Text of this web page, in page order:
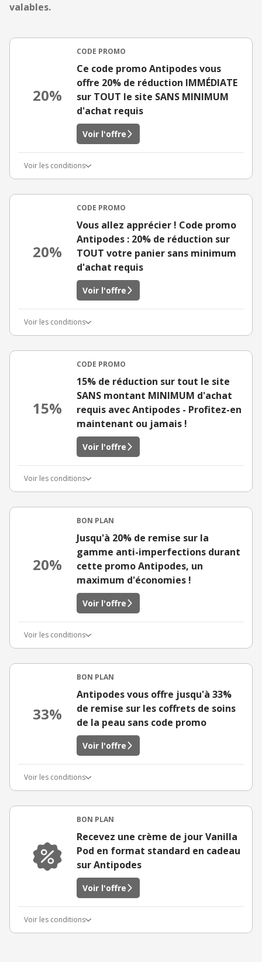
valables.
20%
CODE PROMO
Ce code promo Antipodes vous
offre 20% de réduction IMMÉDIATE
sur TOUT le site SANS MINIMUM
d'achat requis
Voir l'offre
Voir les conditions
20%
CODE PROMO
Vous allez apprécier ! Code promo
Antipodes : 20% de réduction sur
TOUT votre panier sans minimum
d'achat requis
Voir l'offre
Voir les conditions
15%
CODE PROMO
15% de réduction sur tout le site
SANS montant MINIMUM d'achat
requis avec Antipodes - Profitez-en
maintenant ou jamais !
Voir l'offre
Voir les conditions
20%
BON PLAN
Jusqu'à 20% de remise sur la
gamme anti-imperfections durant
cette promo Antipodes, un
maximum d'économies !
Voir l'offre
Voir les conditions
33%
BON PLAN
Antipodes vous offre jusqu'à 33%
de remise sur les coffrets de soins
de la peau sans code promo
Voir l'offre
Voir les conditions
BON PLAN
Recevez une crème de jour Vanilla
Pod en format standard en cadeau
sur Antipodes
Voir l'offre
Voir les conditions